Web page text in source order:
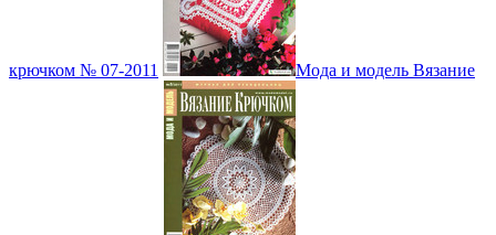
крючком № 07-2011 Мода и модель Вязание